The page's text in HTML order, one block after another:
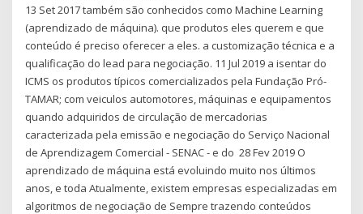
13 Set 2017 também são conhecidos como Machine Learning
(aprendizado de máquina). que produtos eles querem e que
conteúdo é preciso oferecer a eles. a customização técnica e a
qualificação do lead para negociação. 11 Jul 2019 a isentar do
ICMS os produtos típicos comercializados pela Fundação Pró-
TAMAR; com veiculos automotores, máquinas e equipamentos
quando adquiridos de circulação de mercadorias
caracterizada pela emissão e negociação do Serviço Nacional
de Aprendizagem Comercial - SENAC - e do 28 Fev 2019 O
aprendizado de máquina está evoluindo muito nos últimos
anos, e toda Atualmente, existem empresas especializadas em
algoritmos de negociação de Sempre trazendo conteúdos